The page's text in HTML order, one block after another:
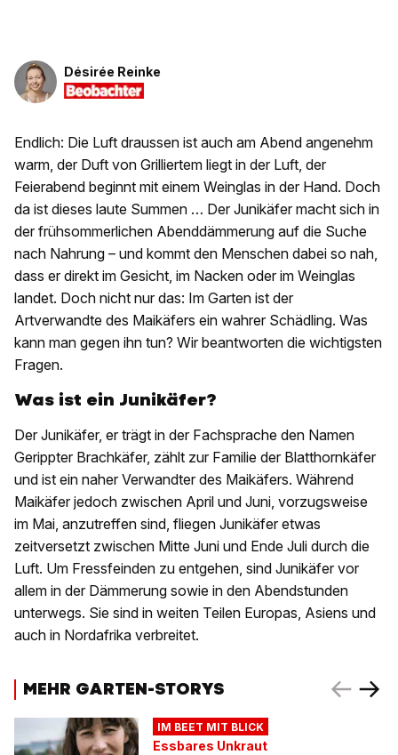
Désirée Reinke
Endlich: Die Luft draussen ist auch am Abend angenehm
warm, der Duft von Grilliertem liegt in der Luft, der
Feierabend beginnt mit einem Weinglas in der Hand. Doch
da ist dieses laute Summen … Der Junikäfer macht sich in
der frühsommerlichen Abenddämmerung auf die Suche
nach Nahrung – und kommt den Menschen dabei so nah,
dass er direkt im Gesicht, im Nacken oder im Weinglas
landet. Doch nicht nur das: Im Garten ist der
Artverwandte des Maikäfers ein wahrer Schädling. Was
kann man gegen ihn tun? Wir beantworten die wichtigsten
Fragen.
Was ist ein Junikäfer?
Der Junikäfer, er trägt in der Fachsprache den Namen
Gerippter Brachkäfer, zählt zur Familie der Blatthornkäfer
und ist ein naher Verwandter des Maikäfers. Während
Maikäfer jedoch zwischen April und Juni, vorzugsweise
im Mai, anzutreffen sind, fliegen Junikäfer etwas
zeitversetzt zwischen Mitte Juni und Ende Juli durch die
Luft. Um Fressfeinden zu entgehen, sind Junikäfer vor
allem in der Dämmerung sowie in den Abendstunden
unterwegs. Sie sind in weiten Teilen Europas, Asiens und
auch in Nordafrika verbreitet.
MEHR GARTEN-STORYS
IM BEET MIT BLICK
Essbares Unkraut